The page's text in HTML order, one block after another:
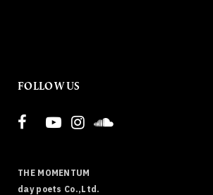
FOLLOW US
THE MOMENTUM
day poets Co.,Ltd.